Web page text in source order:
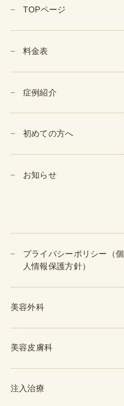
TOPページ
料金表
症例紹介
初めての方へ
お知らせ
プライバシーポリシー（個
人情報保護方針）
美容外科
美容皮膚科
注入治療